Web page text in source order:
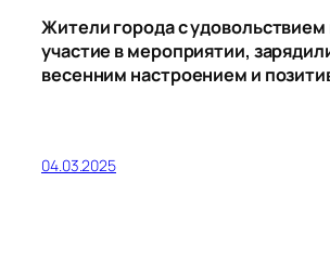
Жители города с
участие в мероприятии,
весенним настроением и
04.03.2025